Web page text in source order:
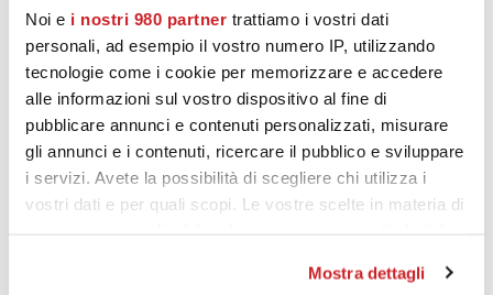
Noi e i nostri 980 partner trattiamo i vostri dati
personali, ad esempio il vostro numero IP, utilizzando
tecnologie come i cookie per memorizzare e accedere
alle informazioni sul vostro dispositivo al fine di
pubblicare annunci e contenuti personalizzati, misurare
gli annunci e i contenuti, ricercare il pubblico e sviluppare
i servizi. Avete la possibilità di scegliere chi utilizza i
vostri dati e per quali scopi. Le vostre scelte in materia di
modificare o revocare il proprio consenso in qualsiasi
Mostra dettagli
vellutate e aromatiche, con un finale infinitamente
sapido, armonico e persistente. Eccellente con piatti di
mare e crostacei. Ottimo con un formaggio stagionato o
su un’aragosta alla catalana.
https://calatamazzini15.it/product/capo-martino-2015-
friuli-venezia-giulia-jermann/
PRODOTTI CORRELATI